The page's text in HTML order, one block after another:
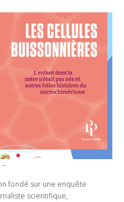
–
fondé sur une enquête
scientifique,